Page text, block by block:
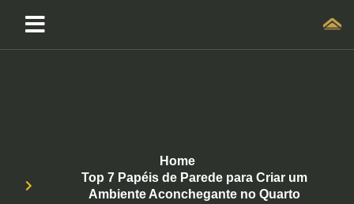
Home
Top 7 Papéis de Parede para Criar um
Ambiente Aconchegante no Quarto